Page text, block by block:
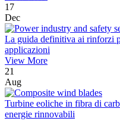
17
Dec
La guida definitiva ai rinforzi
applicazioni
View More
21
Aug
Turbine eoliche in fibra di
energie rinnovabili